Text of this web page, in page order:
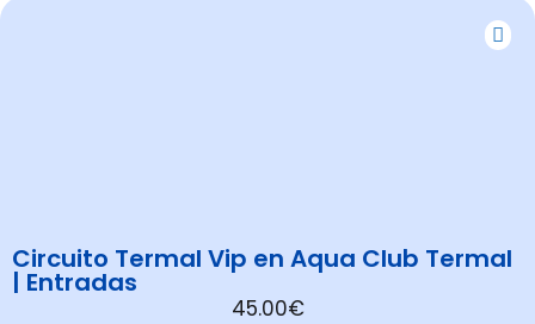
Circuito Termal Vip en Aqua Club Termal
| Entradas
45.00€